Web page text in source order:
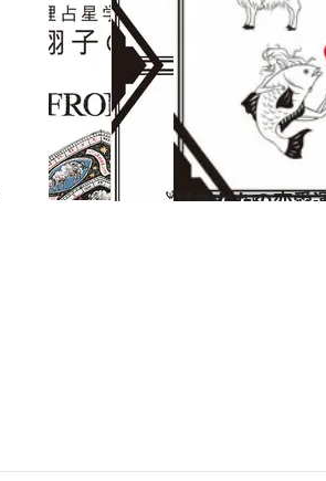
2024.6.15
【あなたの恋愛運は？】JINMUのアムール占星術 愛とエロスのジンムリズム
占い